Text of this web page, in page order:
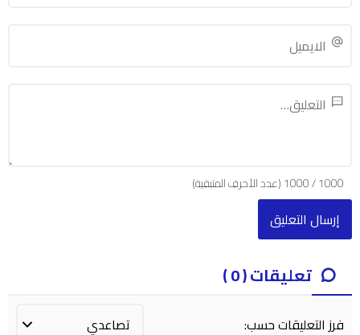
1000
/
1000(عدد الأحرف المتبقية)
تعليقات ( 0 )
فرز التعليقات حسب: